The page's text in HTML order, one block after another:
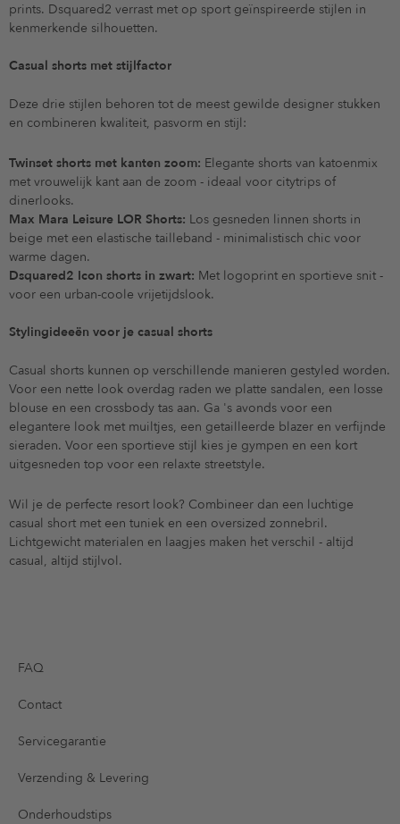
prints. Dsquared2 verrast met op sport geïnspireerde stijlen in
kenmerkende silhouetten.
Casual shorts met stijlfactor
Deze drie stijlen behoren tot de meest gewilde designer stukken
en combineren kwaliteit, pasvorm en stijl:
Twinset shorts met kanten zoom: Elegante shorts van katoenmix
met vrouwelijk kant aan de zoom - ideaal voor citytrips of
dinerlooks.
Max Mara Leisure LOR Shorts: Los gesneden linnen shorts in
beige met een elastische tailleband - minimalistisch chic voor
warme dagen.
Dsquared2 Icon shorts in zwart: Met logoprint en sportieve snit -
voor een urban-coole vrijetijdslook.
Stylingideeën voor je casual shorts
Casual shorts kunnen op verschillende manieren gestyled worden.
Voor een nette look overdag raden we platte sandalen, een losse
blouse en een crossbody tas aan. Ga 's avonds voor een
elegantere look met muiltjes, een getailleerde blazer en verfijnde
sieraden. Voor een sportieve stijl kies je gympen en een kort
uitgesneden top voor een relaxte streetstyle.
Wil je de perfecte resort look? Combineer dan een luchtige
casual short met een tuniek en een oversized zonnebril.
Lichtgewicht materialen en laagjes maken het verschil - altijd
casual, altijd stijlvol.
FAQ
Contact
Servicegarantie
Verzending & Levering
Onderhoudstips